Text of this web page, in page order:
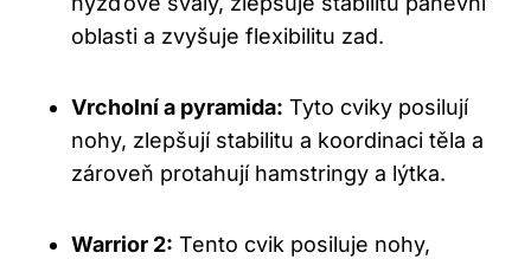
oblasti a zvyšuje flexibilitu zad.
Vrcholní a pyramida: Tyto cviky posilují
nohy, zlepšují stabilitu a koordinaci těla a
zároveň protahují hamstringy a lýtka.
Warrior 2: Tento cvik posiluje nohy,